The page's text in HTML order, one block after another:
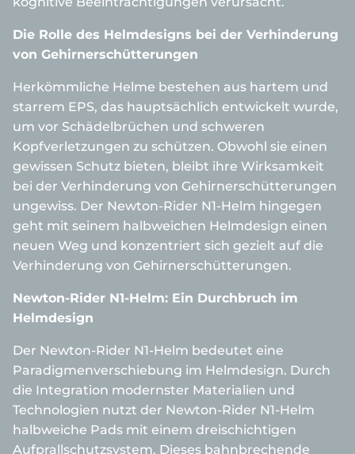
Die Rolle des Helmdesigns bei der Verhinderung
von Gehirnerschütterungen
Herkömmliche Helme bestehen aus hartem und
starrem EPS, das hauptsächlich entwickelt wurde,
um vor Schädelbrüchen und schweren
Kopfverletzungen zu schützen. Obwohl sie einen
gewissen Schutz bieten, bleibt ihre Wirksamkeit
bei der Verhinderung von Gehirnerschütterungen
ungewiss. Der Newton-Rider N1-Helm hingegen
geht mit seinem halbweichen Helmdesign einen
neuen Weg und konzentriert sich gezielt auf die
Verhinderung von Gehirnerschütterungen.
Newton-Rider N1-Helm: Ein Durchbruch im
Helmdesign
Der Newton-Rider N1-Helm bedeutet eine
Paradigmenverschiebung im Helmdesign. Durch
die Integration modernster Materialien und
Technologien nutzt der Newton-Rider N1-Helm
halbweiche Pads mit einem dreischichtigen
Aufprallschutzsystem. Dieses bahnbrechende